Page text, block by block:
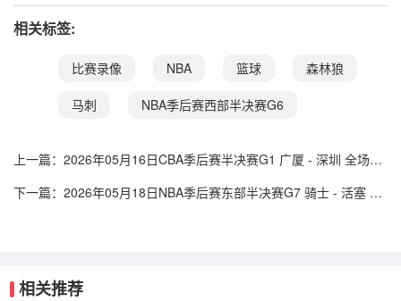
相关标签:
比赛录像 NBA 篮球 森林狼
马刺 NBA季后赛西部半决赛G6
上一篇： 2026年05月16日CBA季后赛半决赛G1 广厦 - 深圳 全场录
下一篇： 2026年05月18日NBA季后赛东部半决赛G7 骑士 - 活塞 全
相关推荐